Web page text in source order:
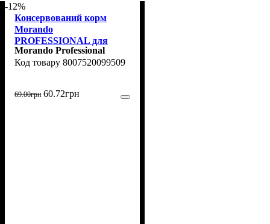
-12%
Консервований корм
Morando
PROFESSIONAL для
дорослих собак,
шматочки з ягнятиною та
Morando Professional
8007520099509
69.00грн 60.72грн